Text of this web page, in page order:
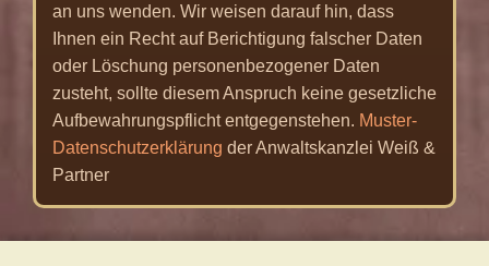
an uns wenden. Wir weisen darauf hin, dass
Ihnen ein Recht auf Berichtigung falscher Daten
oder Löschung personenbezogener Daten
zusteht, sollte diesem Anspruch keine gesetzliche
Aufbewahrungspflicht entgegenstehen. Muster-
Datenschutzerklärung der Anwaltskanzlei Weiß &
Partner